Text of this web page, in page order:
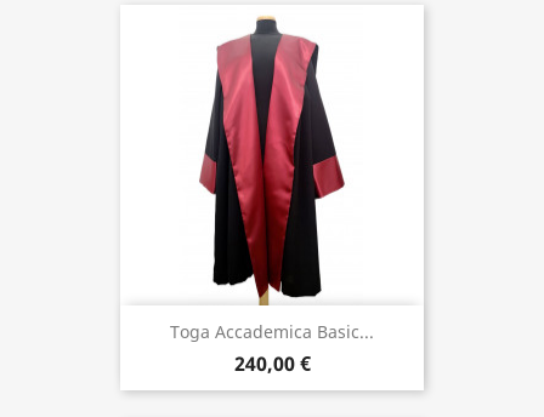
Toga Accademica Basic...
240,00 €